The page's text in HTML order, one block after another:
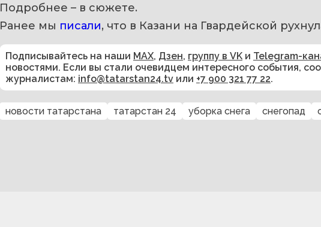
Подробнее – в сюжете.
Ранее мы писали, что в Казани на Гвардейской
Подписывайтесь на наши MAX, Дзен, группу в VK и Telegram-
новостями. Если вы стали очевидцем интересного события,
журналистам: info@tatarstan24.tv или +7 900 321 77 22.
новости татарстана татарстан 24 уборка снега снегопад